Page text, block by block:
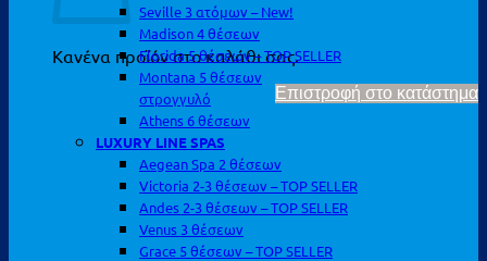
Κανένα προϊόν στο καλάθι σας.
Επιστροφή στο κατάστημα
Seville 3 ατόμων – New!
Madison 4 θέσεων
Florida 5 θέσεων – TOP SELLER
Montana 5 θέσεων
στρογγυλό
Athens 6 θέσεων
LUXURY LINE SPAS
Aegean Spa 2 θέσεων
Victoria 2-3 θέσεων – TOP SELLER
Andes 2-3 θέσεων – TOP SELLER
Venus 3 θέσεων
Grace 5 θέσεων – TOP SELLER